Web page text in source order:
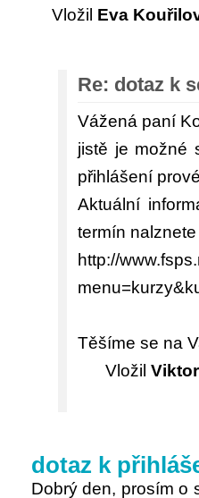
Vložil Eva
Re: dotaz k
Vážená paní
jistě je možné
přihlášení
Aktuální
termín
http://
Těšíme se na
Vložil
dotaz k
Dobrý den, prosím o